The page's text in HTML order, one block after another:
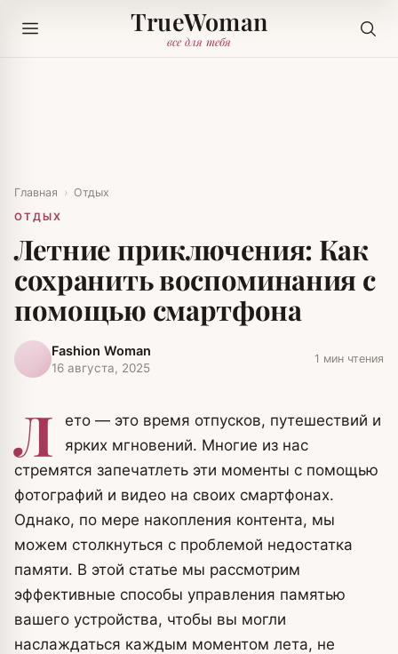
TrueWoman
все для тебя
Главная › Отдых
ОТДЫХ
Летние приключения: Как
сохранить воспоминания с
помощью смартфона
Fashion Woman
16 августа, 2025
1 мин чтения
Л
ето — это время отпусков, путешествий и
ярких мгновений. Многие из нас
стремятся запечатлеть эти моменты с помощью
фотографий и видео на своих смартфонах.
Однако, по мере накопления контента, мы
можем столкнуться с проблемой недостатка
памяти. В этой статье мы рассмотрим
эффективные способы управления памятью
вашего устройства, чтобы вы могли
наслаждаться каждым моментом лета, не